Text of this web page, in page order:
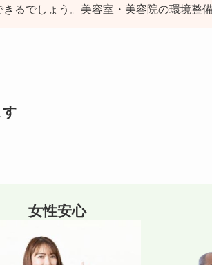
るでしょう。美容室・美容院の環境整
女性安心